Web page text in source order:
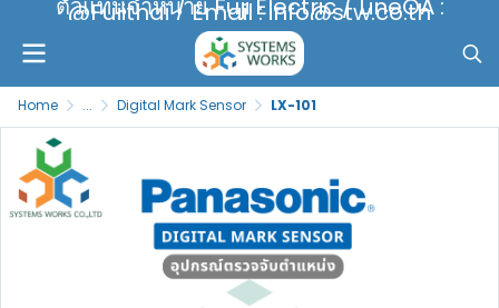
ตัวแทนจำหน่าย Fuji Electric / LineOA :
@Fujithai / Email : info@stw.co.th
Home ... Digital Mark Sensor LX-101